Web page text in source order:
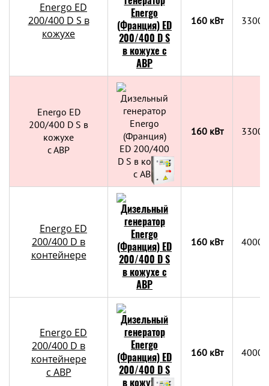
Energo ED
200/400 D S в
кожухе
160 кВт
Energo ED
200/400 D S в
кожухе
с АВР
160 кВт
Energo ED
200/400 D в
контейнере
160 кВт
Energo ED
200/400 D в
контейнере
c АВР
160 кВт